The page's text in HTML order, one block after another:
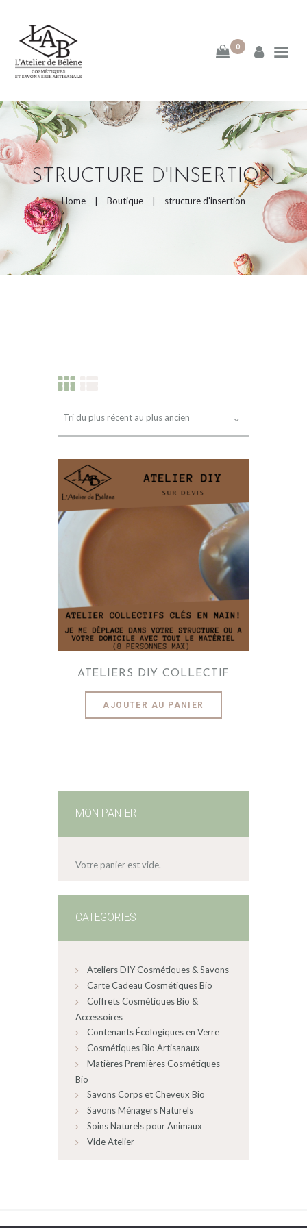
0
STRUCTURE D'INSERTION
Home Boutique structure d'insertion
ACCUEIL
MA DÉMARCHE
BLOG
E-BOUTIQUE
INFOS
ATELIERS DIY COLLECTIF
AJOUTER AU PANIER
MON PANIER
Votre panier est vide.
CATEGORIES
Ateliers DIY Cosmétiques & Savons
Carte Cadeau Cosmétiques Bio
Coffrets Cosmétiques Bio &
Accessoires
Contenants Écologiques en Verre
Cosmétiques Bio Artisanaux
Matières Premières Cosmétiques
Bio
Savons Corps et Cheveux Bio
Savons Ménagers Naturels
Soins Naturels pour Animaux
Vide Atelier